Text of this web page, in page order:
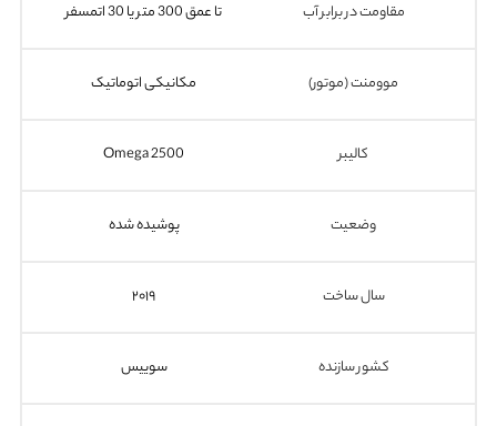
مقاومت در برابر آب تا عمق 300 متر یا 30 اتمسفر
موومنت (موتور) مکانیکی اتوماتیک
کالیبر Omega 2500
وضعیت پوشیده شده
سال ساخت ۲۰۱۹
کشور سازنده سوییس